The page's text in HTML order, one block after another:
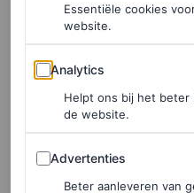
Essentiële cookies
website.
Analytics
Analytics
Helpt ons bij het beter
de website.
Advertenties
Advertenties
Beter aanleveren van